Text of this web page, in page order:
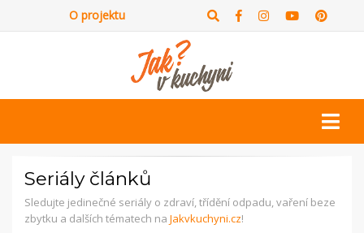
O projektu
Seriály článků
Sledujte jedinečné seriály o zdraví, třídění odpadu, vaření beze
zbytku a dalších tématech na Jakvkuchyni.cz!